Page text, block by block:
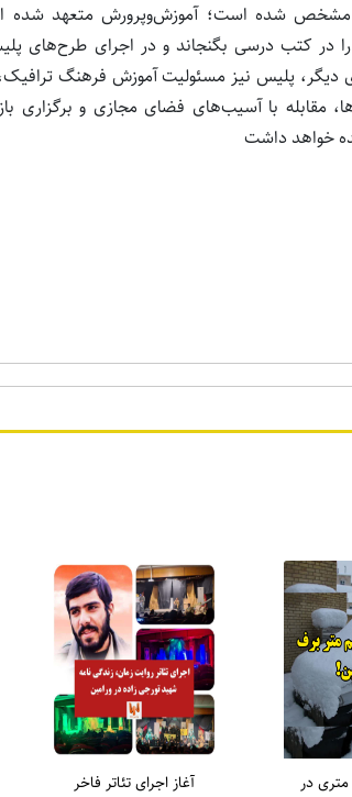
مشخص شده است؛ آموزش‌وپرورش متعهد شده
در کتب درسی بگنجاند و در اجرای طرح‌های
پلیس نیز مسئولیت آموزش فرهنگ
مقابله با آسیب‌های فضای مجازی و برگزاری
خواهد داشت
یادواره شهدای قیام ۱۵
رسول سالاری در نماز